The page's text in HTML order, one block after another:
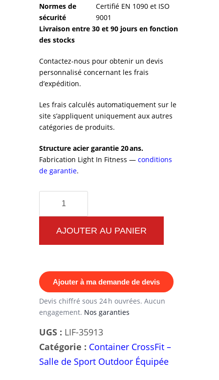
Normes de
sécurité
Certifié EN 1090 et ISO
9001
Livraison entre 30 et 90 jours en fonction
des stocks
Contactez-nous pour obtenir un devis
personnalisé concernant les frais
d’expédition.
Les frais calculés automatiquement sur le
site s’appliquent uniquement aux autres
catégories de produits.
Structure acier garantie 20 ans.
Fabrication Light In Fitness — conditions
de garantie.
quantité
de
Container
CrossFit
Pieds
en
Acier
Galvanisé
AJOUTER AU PANIER
Ajouter à ma demande de devis
Devis chiffré sous 24 h ouvrées. Aucun
engagement. Nos garanties
UGS : LIF-35913
Catégorie : Container CrossFit –
Salle de Sport Outdoor Équipée